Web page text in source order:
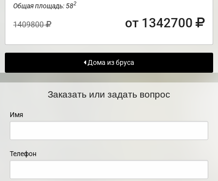
Общая площадь: 582
1409800 от 1342700
Дома из бруса
Заказать или задать вопрос
Имя
Телефон